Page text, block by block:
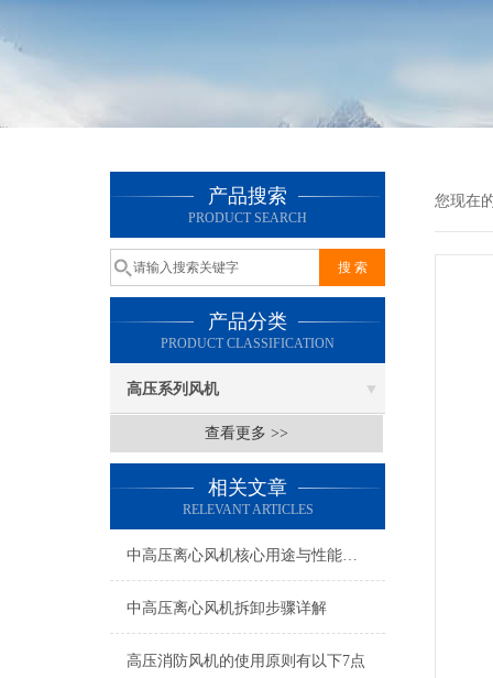
产品搜索
PRODUCT SEARCH
产品分类
PRODUCT CLASSIFICATION
高压系列风机
查看更多 >>
相关文章
RELEVANT ARTICLES
中高压离心风机核心用途与性能特点分析
中高压离心风机拆卸步骤详解
高压消防风机的使用原则有以下7点
您现在